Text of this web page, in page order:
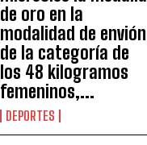
de oro en la
modalidad de envión
de la categoría de
los 48 kilogramos
femeninos,...
DEPORTES